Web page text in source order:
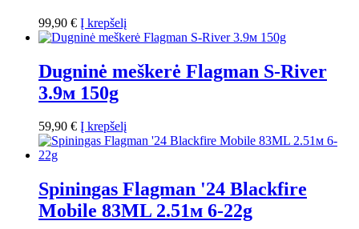
99,90 € Į krepšelį
Dugninė meškerė Flagman S-River
3.9м 150g
59,90 € Į krepšelį
Spiningas Flagman '24 Blackfire
Mobile 83ML 2.51м 6-22g